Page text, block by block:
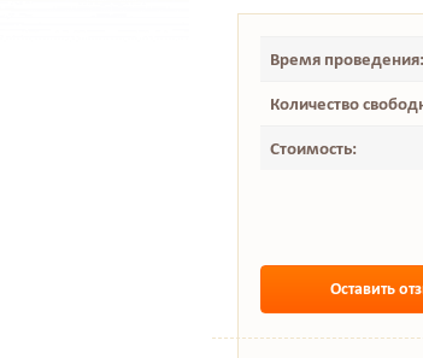
Время проведения:
Количество
Стоимость:
Оставить